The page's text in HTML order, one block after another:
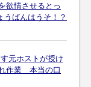
欲情させるとっ
うばんはうそ！？
元ホストが授け
作業 本当の口